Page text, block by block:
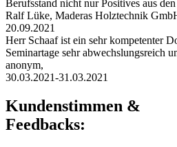
Berufsstand nicht nur Positives aus
Ralf Lüke, Maderas Holztechnik
20.09.2021
Herr Schaaf ist ein sehr kompetenter
Seminartage sehr abwechslungsreich
anonym,
30.03.2021-31.03.2021
Kundenstimmen &
Feedbacks: